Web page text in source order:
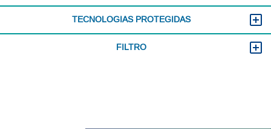
TECNOLOGIAS PROTEGIDAS
FILTRO